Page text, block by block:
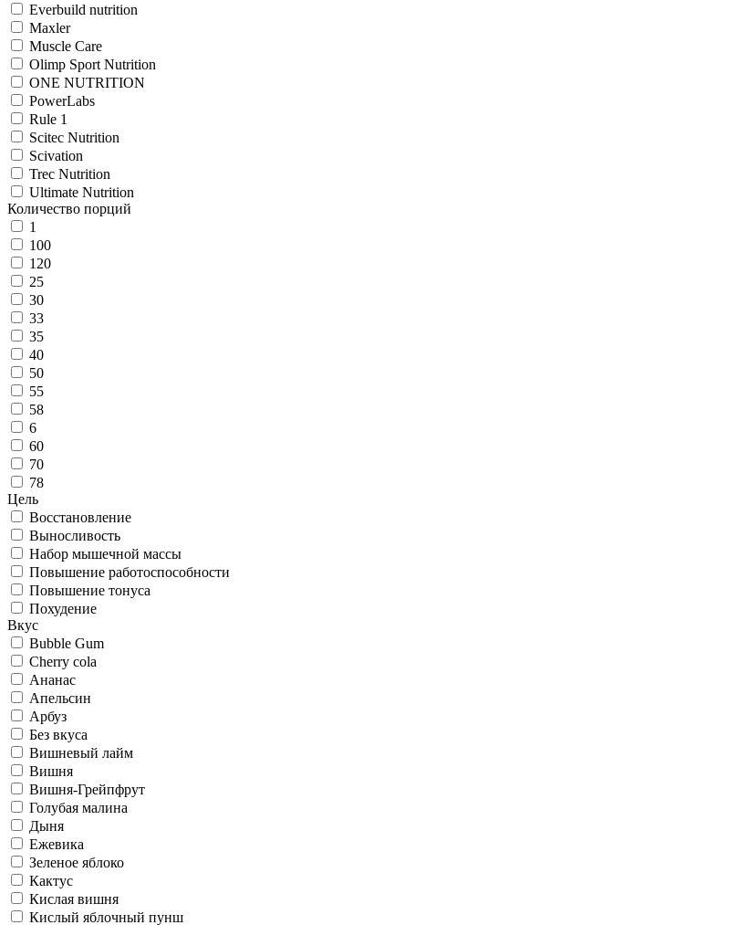
Everbuild nutrition
Maxler
Muscle Care
Olimp Sport Nutrition
ONE NUTRITION
PowerLabs
Rule 1
Scitec Nutrition
Scivation
Trec Nutrition
Ultimate Nutrition
Количество порций
1
100
120
25
30
33
35
40
50
55
58
6
60
70
78
Цель
Восстановление
Выносливость
Набор мышечной массы
Повышение работоспособности
Повышение тонуса
Похудение
Вкус
Bubble Gum
Cherry cola
Ананас
Апельсин
Арбуз
Без вкуса
Вишневый лайм
Вишня
Вишня-Грейпфрут
Голубая малина
Дыня
Ежевика
Зеленое яблоко
Кактус
Кислая вишня
Кислый яблочный пунш